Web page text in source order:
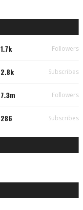
1.7k Followers
2.8k Subscribes
7.3m Followers
286 Subscribes